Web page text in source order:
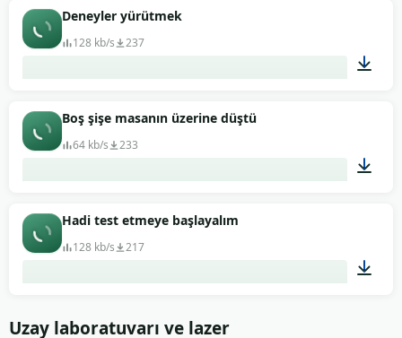
Deneyler yürütmek
128 kb/s 237
Boş şişe masanın üzerine düştü
64 kb/s 233
Hadi test etmeye başlayalım
128 kb/s 217
Uzay laboratuvarı ve lazer